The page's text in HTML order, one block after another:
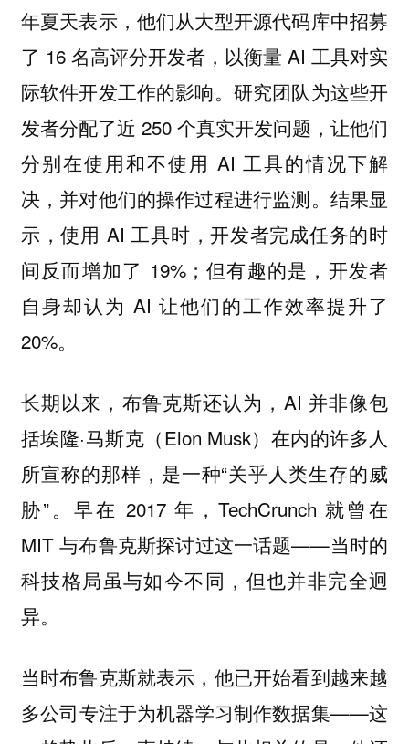
年夏天表示，他们从大型开源代码库中招募
了 16 名高评分开发者，以衡量 AI 工具对实
际软件开发工作的影响。研究团队为这些开
发者分配了近 250 个真实开发问题，让他们
分别在使用和不使用 AI 工具的情况下解
决，并对他们的操作过程进行监测。结果显
示，使用 AI 工具时，开发者完成任务的时
间反而增加了 19%；但有趣的是，开发者
自身却认为 AI 让他们的工作效率提升了
20%。
长期以来，布鲁克斯还认为，AI 并非像包
括埃隆·马斯克（Elon Musk）在内的许多人
所宣称的那样，是一种“关乎人类生存的威
胁”。早在 2017 年，TechCrunch 就曾在
MIT 与布鲁克斯探讨过这一话题——当时的
科技格局虽与如今不同，但也并非完全迥
异。
当时布鲁克斯就表示，他已开始看到越来越
多公司专注于为机器学习制作数据集——这